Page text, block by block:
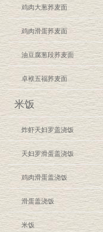
鸡肉大葱荞麦面
鸡肉滑蛋荞麦面
油豆腐葱段荞麦面
卓袱五福荞麦面
米饭
炸虾天妇罗盖浇饭
天妇罗滑蛋盖浇饭
鸡肉滑蛋盖浇饭
滑蛋盖浇饭
米饭